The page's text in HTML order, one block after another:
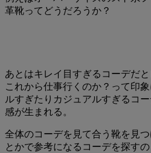
革靴ってどうだろうか？
あとはキレイ目すぎるコーデだ
これから仕事行くのか？って印
ルすぎたりカジュアルすぎるコ
感が生まれる。
全体のコーデを見て合う靴を見
とかで参考になるコーデを探す